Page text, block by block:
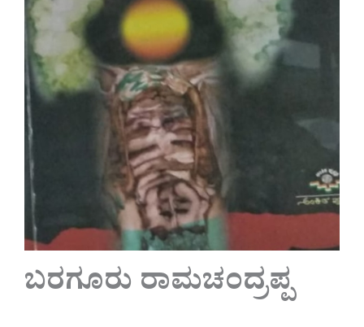
ಬರಗೂರು ರಾಮಚಂದ್ರಪ್ಪ